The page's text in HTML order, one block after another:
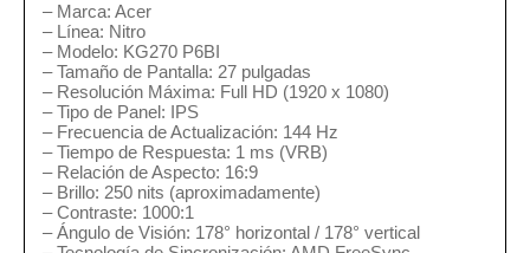
– Marca: Acer
– Línea: Nitro
– Modelo: KG270 P6BI
– Tamaño de Pantalla: 27 pulgadas
– Resolución Máxima: Full HD (1920 x 1080)
– Tipo de Panel: IPS
– Frecuencia de Actualización: 144 Hz
– Tiempo de Respuesta: 1 ms (VRB)
– Relación de Aspecto: 16:9
– Brillo: 250 nits (aproximadamente)
– Contraste: 1000:1
– Ángulo de Visión: 178° horizontal / 178° vertical